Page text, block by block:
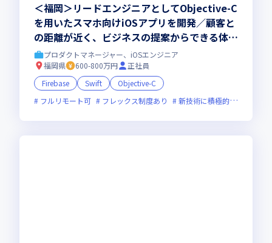
＜福岡＞リードエンジニアとしてObjective-C
を用いたスマホ向けiOSアプリを開発／顧客と
の距離が近く、ビジネスの提案からできる体制
があります／フルリモート・フルフレックスで
ライフワークバランス良し
プロダクトマネージャー、iOSエンジニア
福岡県
600-800万円
正社員
Firebase
Swift
Objective-C
フルリモート可
フレックス制度あり 新技術に積極的